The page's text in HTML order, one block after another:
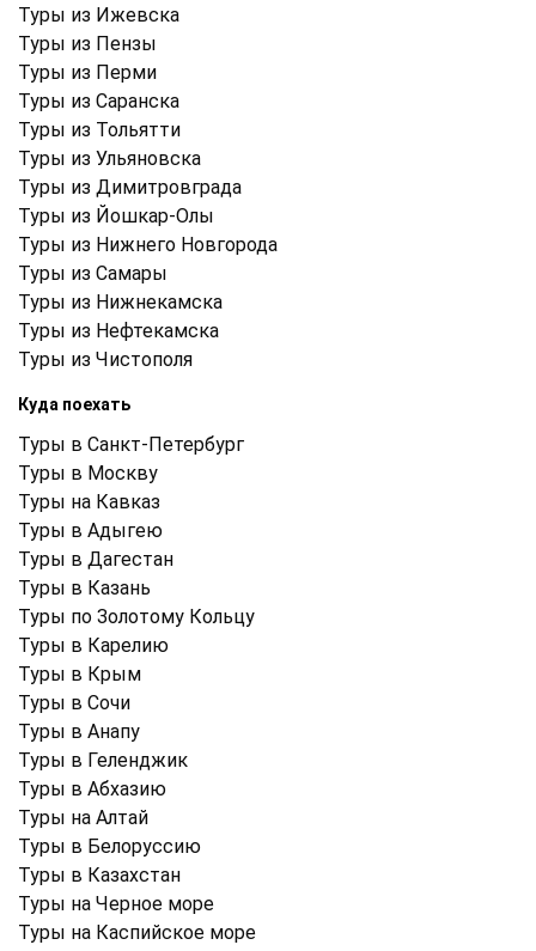
Туры из Ижевска
Туры из Пензы
Туры из Перми
Туры из Саранска
Туры из Тольятти
Туры из Ульяновска
Туры из Димитровграда
Туры из Йошкар-Олы
Туры из Нижнего Новгорода
Туры из Самары
Туры из Нижнекамска
Туры из Нефтекамска
Туры из Чистополя
Куда поехать
Туры в Санкт-Петербург
Туры в Москву
Туры на Кавказ
Туры в Адыгею
Туры в Дагестан
Туры в Казань
Туры по Золотому Кольцу
Туры в Карелию
Туры в Крым
Туры в Cочи
Туры в Анапу
Туры в Геленджик
Туры в Абхазию
Туры на Алтай
Туры в Белоруссию
Туры в Казахстан
Туры на Черное море
Туры на Каспийское море